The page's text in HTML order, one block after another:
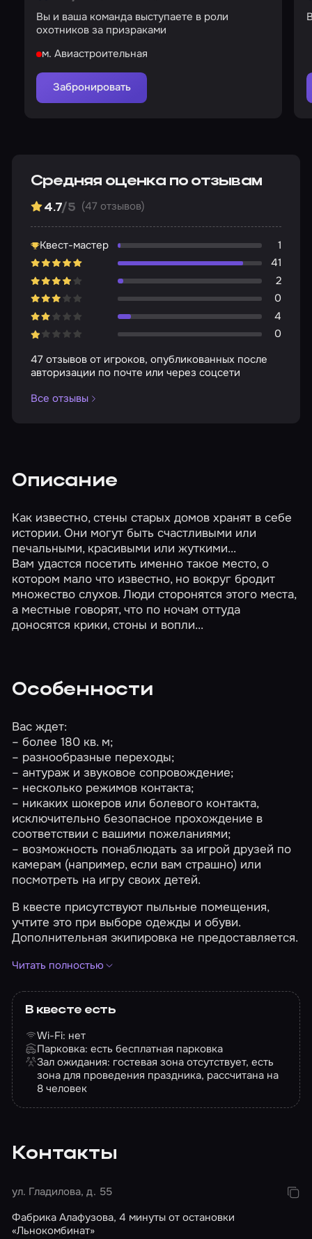
Вы и ваша команда выступаете в роли
охотников за призраками
м. Авиастроительная
Забронировать
Средняя оценка по отзывам
4.7/5 (47 отзывов)
Квест-мастер
1
41
2
0
4
0
47 отзывов от игроков, опубликованных после
авторизации по почте или через соцсети
Все отзывы
Описание
Как известно, стены старых домов хранят в себе
истории. Они могут быть счастливыми или
печальными, красивыми или жуткими...
Вам удастся посетить именно такое место, о
котором мало что известно, но вокруг бродит
множество слухов. Люди сторонятся этого места,
а местные говорят, что по ночам оттуда
доносятся крики, стоны и вопли...
Особенности
Вас ждет:
– более 180 кв. м;
– разнообразные переходы;
– антураж и звуковое сопровождение;
– несколько режимов контакта;
– никаких шокеров или болевого контакта,
исключительно безопасное прохождение в
соответствии с вашими пожеланиями;
– возможность понаблюдать за игрой друзей по
камерам (например, если вам страшно) или
посмотреть на игру своих детей.
В квесте присутствуют пыльные помещения,
учтите это при выборе одежды и обуви.
Дополнительная экипировка не предоставляется.
Перформанс запрещен к прохождению для
другом опьянении, а также людям, страдающим
эпилепсией.
Если администратор квеста не может связаться с
вами в день игры или за день для
подтверждения, бронирование буде отменено.
Фотографии игроков: организатор выкладывает в
профиль Instagram.
Читать полностью
В квесте есть
Wi-Fi: нет
Парковка: есть бесплатная парковка
Зал ожидания: гостевая зона отсутствует, есть
зона для проведения праздника, рассчитана на
8 человек
Контакты
ул. Гладилова, д. 55
Фабрика Алафузова, 4 минуты от остановки
«Льнокомбинат»